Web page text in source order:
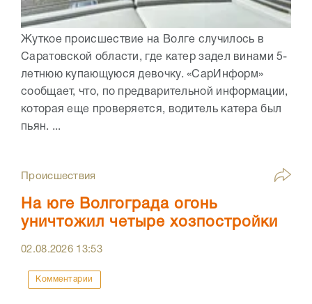
Жуткое происшествие на Волге случилось в
Саратовской области, где катер задел винами 5-
летнюю купающуюся девочку. «СарИнформ»
сообщает, что, по предварительной информации,
которая еще проверяется, водитель катера был
пьян. ...
Происшествия
На юге Волгограда огонь
уничтожил четыре хозпостройки
02.08.2026 13:53
Комментарии